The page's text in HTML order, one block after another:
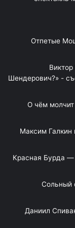
Отпетые
Шендерович?» -
«О чём
Максим
Красная Бурда —
"Сольный
"Даниил